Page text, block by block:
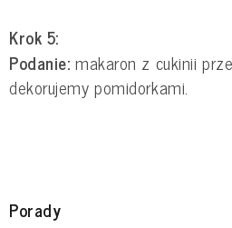
Krok 5:
Podanie: makaron z cukinii
dekorujemy pomidorkami.
Porady